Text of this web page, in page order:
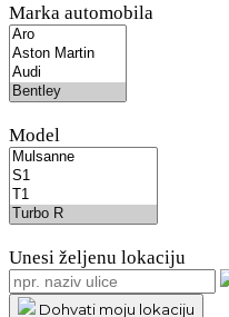
Marka automobila
Model
Unesi željenu lokaciju
Dohvati moju lokaciju